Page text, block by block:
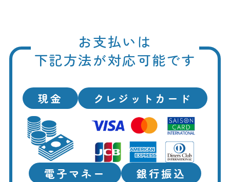
お支払いは
下記方法が対応可能です
現金 クレジットカード
電子マネー 銀行振込